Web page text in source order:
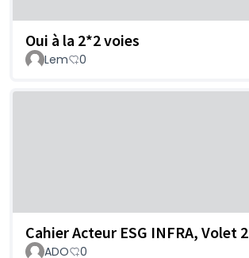
Oui à la 2*2 voies
Lem 0
Cahier Acteur ESG INFRA, Volet 2
ADO 0